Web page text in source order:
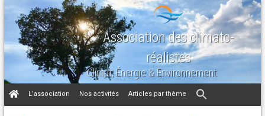
Association des climato-
réalistes
Climat, Énergie & Environnement
Aller
au
L’association Nos activités Articles par thème